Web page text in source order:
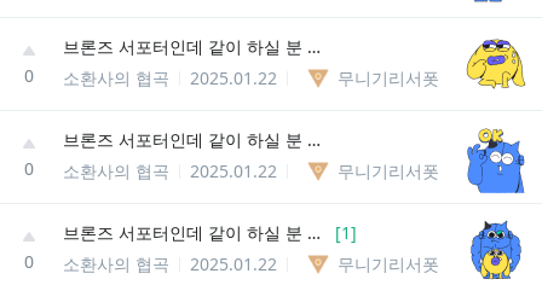
0
브론즈 서포터인데 같이 하실 분 정글 탑 미드 환영!!
소환사의 협곡
2025.01.22 무니기리서폿
0
브론즈 서포터인데 같이 하실 분 정글 탑 미드 환영!!
소환사의 협곡
2025.01.22 무니기리서폿
0
브론즈 서포터인데 같이 하실 분 정글 탑 미드 환영!! [1]
소환사의 협곡
2025.01.22 무니기리서폿